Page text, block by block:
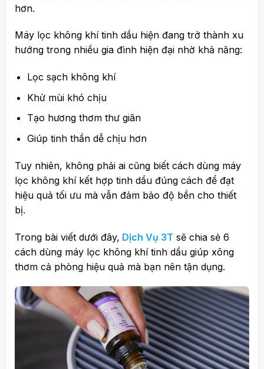
hơn.
Máy lọc không khí tinh dầu hiện đang trở thành xu
hướng trong nhiều gia đình hiện đại nhờ khả năng:
Lọc sạch không khí
Khử mùi khó chịu
Tạo hương thơm thư giãn
Giúp tinh thần dễ chịu hơn
Tuy nhiên, không phải ai cũng biết cách dùng máy
lọc không khí kết hợp tinh dầu đúng cách để đạt
hiệu quả tối ưu mà vẫn đảm bảo độ bền cho thiết
bị.
Trong bài viết dưới đây, Dịch Vụ 3T sẽ chia sẻ 6
cách dùng máy lọc không khí tinh dầu giúp xông
thơm cả phòng hiệu quả mà bạn nên tận dụng.